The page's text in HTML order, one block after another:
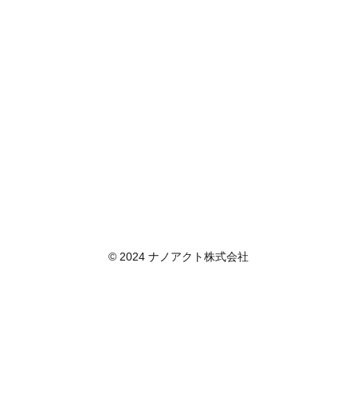
© 2024 ナノアクト株式会社